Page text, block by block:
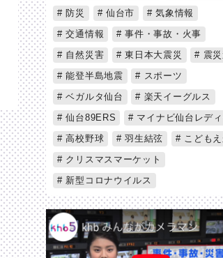
防災
仙台市
気象情報
交通情報
事件・事故・火事
自然災害
東日本大震災
震災
能登半島地震
スポーツ
ベガルタ仙台
楽天イーグルス
仙台89ERS
マイナビ仙台レディ
高校野球
羽生結弦
こどもえ
クリスマスマーケット
新型コロナウイルス